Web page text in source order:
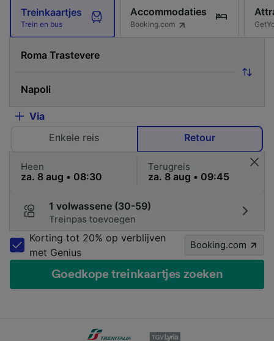
Treinkaartjes
Trein en bus
Accommodaties
Booking.com
Via
Enkele reis
Retour
Heen Terugreis
1 volwassene (30-59)
Treinpas toevoegen
Korting tot 20% op verblijven
met Genius
Booking.com
Goedkope treinkaartjes zoeken